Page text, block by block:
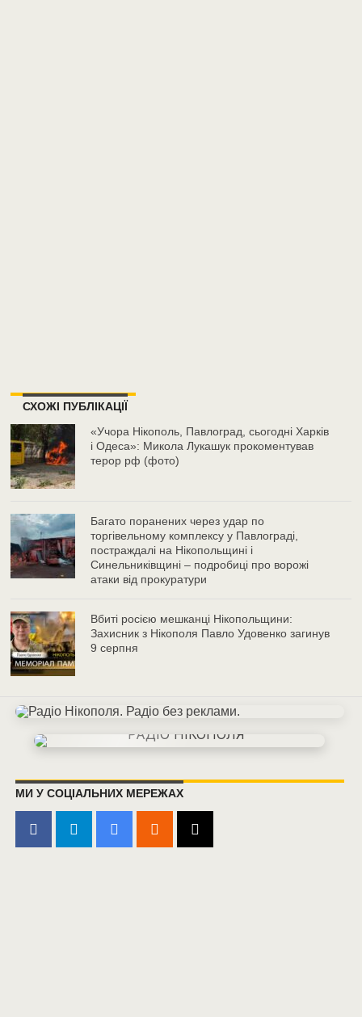
СХОЖІ ПУБЛІКАЦІЇ
«Учора Нікополь, Павлоград, сьогодні Харків
і Одеса»: Микола Лукашук прокоментував
терор рф (фото)
Багато поранених через удар по
торгівельному комплексу у Павлограді,
постраждалі на Нікопольщині і
Синельниківщині – подробиці про ворожі
атаки від прокуратури
Вбиті росією мешканці Нікопольщини:
Захисник з Нікополя Павло Удовенко загинув
9 серпня
МИ У СОЦІАЛЬНИХ МЕРЕЖАХ